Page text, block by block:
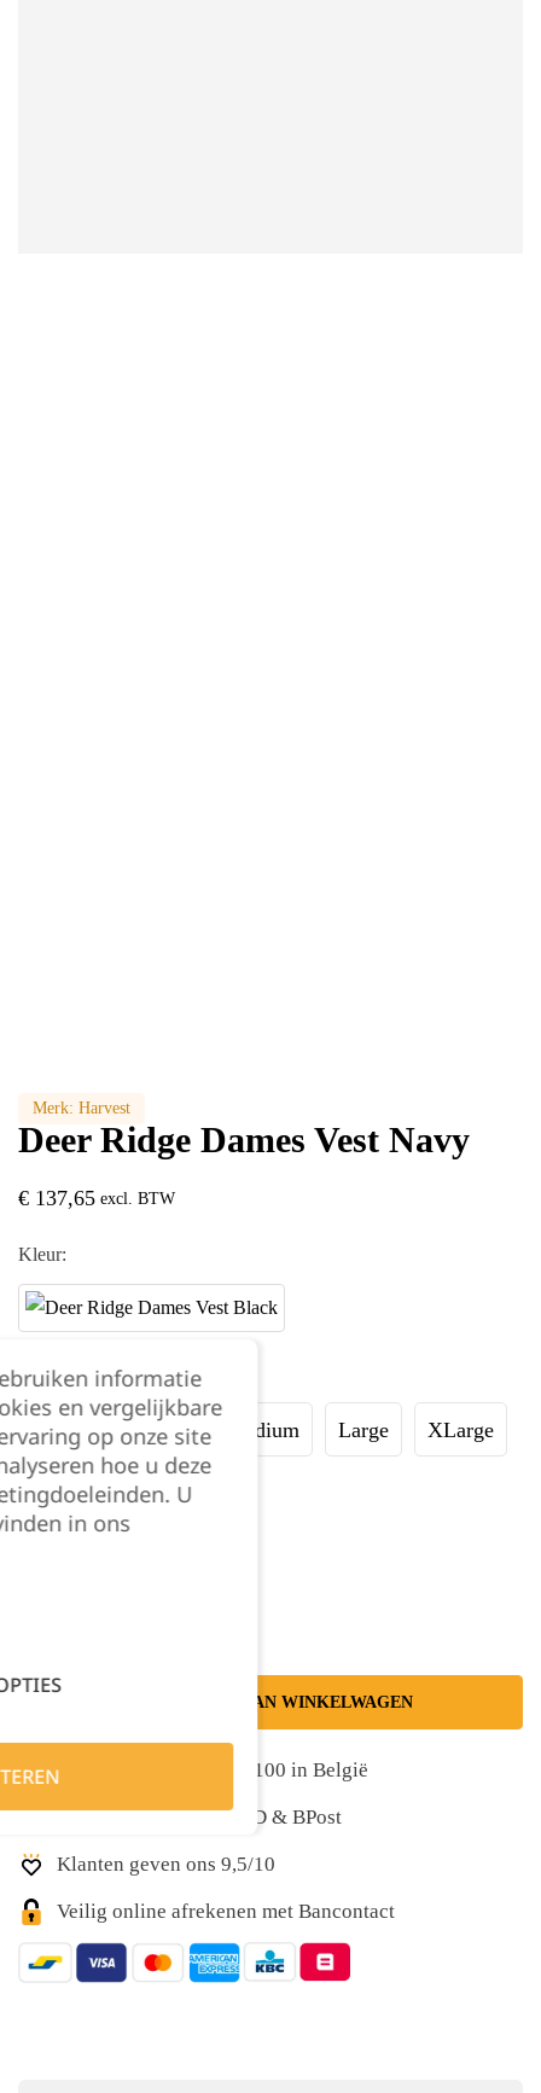
Merk: Harvest
Deer Ridge Dames Vest Navy
€ 137,65 excl. BTW
Kleur:
Maat:
XSmall Small Medium Large XLarge
XXLarge
TOEVOEGEN AAN WINKELWAGEN
Gratis levering vanaf €100 in België
Snelle levering met DPD & BPost
Klanten geven ons 9,5/10
Veilig online afrekenen met Bancontact
informatie
en vergelijkbare
op onze site
hoe u deze
U
in ons